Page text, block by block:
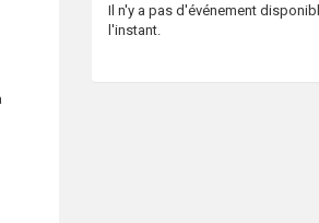
Il n'y a pas d'événement
l'instant.